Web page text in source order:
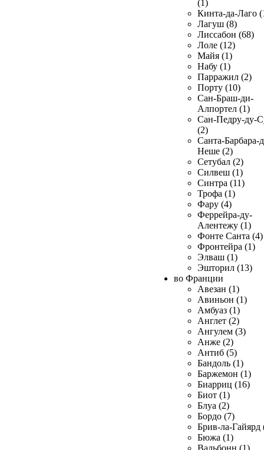
(1)
Кинта-да-Лаго
Лагуш (8)
Лиссабон (68)
Лоле (12)
Майя (1)
Набу (1)
Парражил (2)
Порту (10)
Сан-Браш-ди-
Алпортел (1)
Сан-Педру-ду-
(2)
Санта-Барбара-
Неше (2)
Сетубал (2)
Силвеш (1)
Синтра (11)
Трофа (1)
Фару (4)
Феррейра-ду-
Алентежу (1)
Фонте Санта (4)
Фронтейра (1)
Элваш (1)
Эшторил (13)
во Франции
Авезан (1)
Авиньон (1)
Амбуаз (1)
Англет (2)
Ангулем (3)
Анже (2)
Антиб (5)
Бандоль (1)
Баржемон (1)
Биарриц (16)
Биот (1)
Блуа (2)
Бордо (7)
Брив-ла-Гайярд
Бюжа (1)
Вальбонн (1)